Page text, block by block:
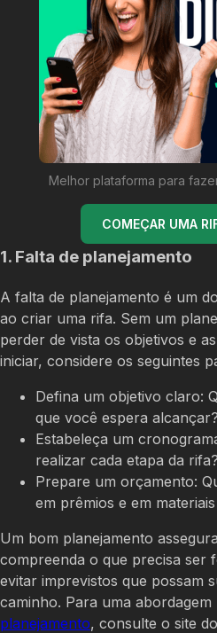
Melhor plataforma para
COMEÇAR UMA
1. Falta de planejamento
A falta de planejamento é um
ao criar uma rifa. Sem um
perder de vista os objetivos e
iniciar, considere os seguintes
Defina um objetivo claro:
que você espera alcançar?
Estabeleça um
realizar cada etapa da rifa?
Prepare um orçamento:
em prêmios e em
Um bom planejamento
compreenda o que precisa ser
evitar imprevistos que possam
caminho. Para uma abordagem
planejamento, consulte o site